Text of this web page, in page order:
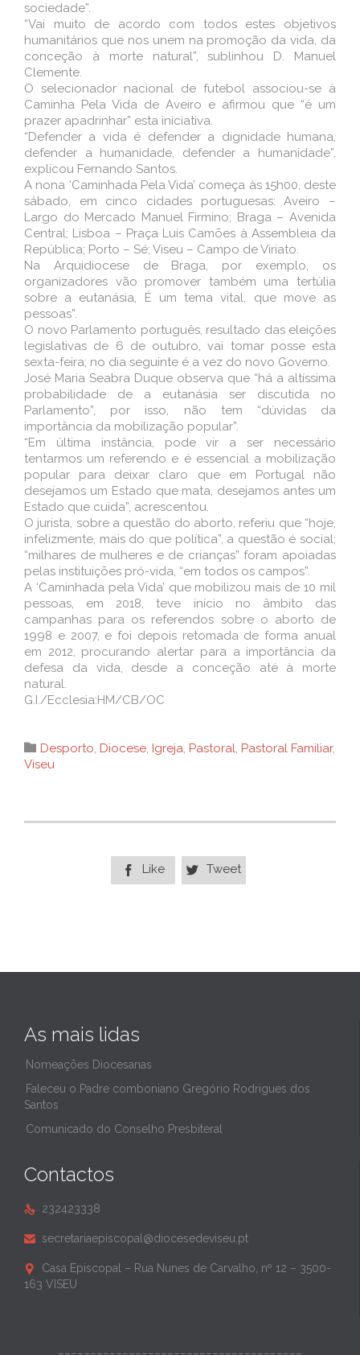
sociedade”.
“Vai muito de acordo com todos estes objetivos
humanitários que nos unem na promoção da vida, da
conceção à morte natural”, sublinhou D. Manuel
Clemente.
O selecionador nacional de futebol associou-se à
Caminha Pela Vida de Aveiro e afirmou que “é um
prazer apadrinhar” esta iniciativa.
“Defender a vida é defender a dignidade humana,
defender a humanidade, defender a humanidade”,
explicou Fernando Santos.
A nona ‘Caminhada Pela Vida’ começa às 15h00, deste
sábado, em cinco cidades portuguesas: Aveiro –
Largo do Mercado Manuel Firmino; Braga – Avenida
Central; Lisboa – Praça Luís Camões à Assembleia da
República; Porto – Sé; Viseu – Campo de Viriato.
Na Arquidiocese de Braga, por exemplo, os
organizadores vão promover também uma tertúlia
sobre a eutanásia, É um tema vital, que move as
pessoas”.
O novo Parlamento português, resultado das eleições
legislativas de 6 de outubro, vai tomar posse esta
sexta-feira; no dia seguinte é a vez do novo Governo.
José Maria Seabra Duque observa que “há a altíssima
probabilidade de a eutanásia ser discutida no
Parlamento”, por isso, não tem “dúvidas da
importância da mobilização popular”.
“Em última instância, pode vir a ser necessário
tentarmos um referendo e é essencial a mobilização
popular para deixar claro que em Portugal não
desejamos um Estado que mata, desejamos antes um
Estado que cuida”, acrescentou.
O jurista, sobre a questão do aborto, referiu que “hoje,
infelizmente, mais do que política”, a questão é social;
“milhares de mulheres e de crianças” foram apoiadas
pelas instituições pró-vida, “em todos os campos”.
A ‘Caminhada pela Vida’ que mobilizou mais de 10 mil
pessoas, em 2018, teve início no âmbito das
campanhas para os referendos sobre o aborto de
1998 e 2007, e foi depois retomada de forma anual
em 2012, procurando alertar para a importância da
defesa da vida, desde a conceção até à morte
natural.
G.I./Ecclesia:HM/CB/OC
 Category
Desporto, Diocese, Igreja, Pastoral, Pastoral Familiar,
Viseu
 Like  Tweet
As mais lidas
Nomeações Diocesanas
Faleceu o Padre comboniano Gregório Rodrigues dos
Santos
Comunicado do Conselho Presbiteral
Contactos
 232423338
 secretariaepiscopal@diocesedeviseu.pt

Casa Episcopal – Rua Nunes de Carvalho, nº 12 – 3500-
163 VISEU